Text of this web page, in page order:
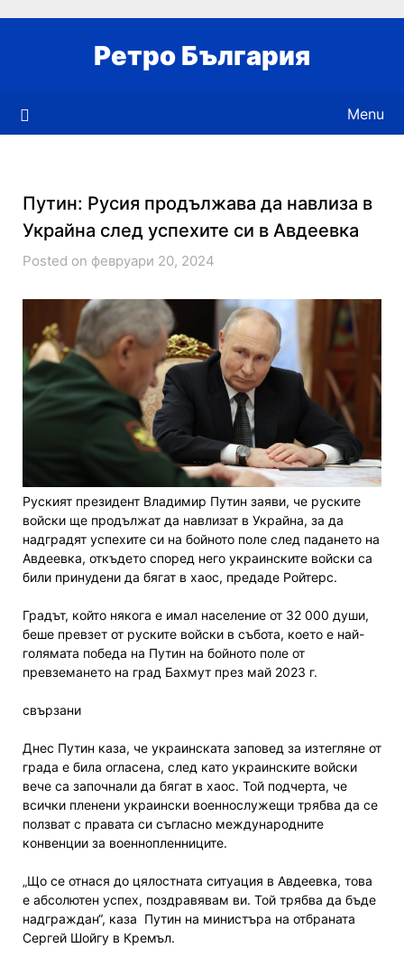
Ретро България
Menu
Путин: Русия продължава да навлиза в
Украйна след успехите си в Авдеевка
Posted on февруари 20, 2024
Руският президент Владимир Путин заяви, че руските
войски ще продължат да навлизат в Украйна, за да
надградят успехите си на бойното поле след падането на
Авдеевка, откъдето според него украинските войски са
били принудени да бягат в хаос, предаде Ройтерс.
Градът, който някога е имал население от 32 000 души,
беше превзет от руските войски в събота, което е най-
голямата победа на Путин на бойното поле от
превземането на град Бахмут през май 2023 г.
свързани
Днес Путин каза, че украинската заповед за изтегляне от
града е била огласена, след като украинските войски
вече са започнали да бягат в хаос. Той подчерта, че
всички пленени украински военнослужещи трябва да се
ползват с правата си съгласно международните
конвенции за военнопленниците.
„Що се отнася до цялостната ситуация в Авдеевка, това
е абсолютен успех, поздравявам ви. Той трябва да бъде
надграждан“, каза Путин на министъра на отбраната
Сергей Шойгу в Кремъл.